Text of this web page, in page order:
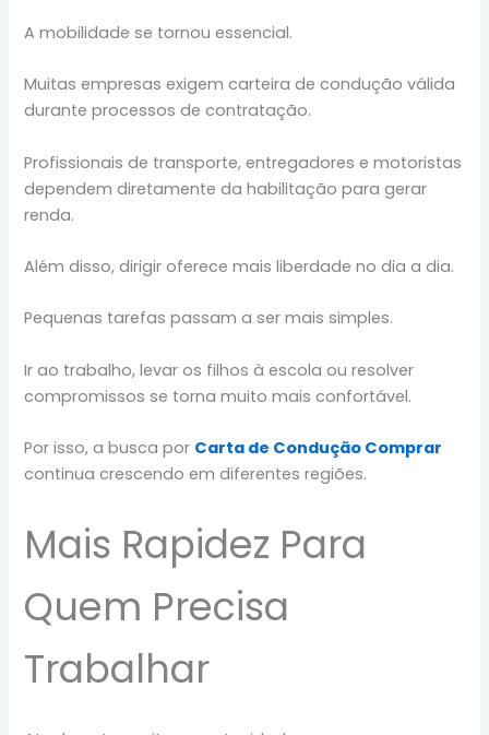
A mobilidade se tornou essencial.
Muitas empresas exigem carteira de condução válida
durante processos de contratação.
Profissionais de transporte, entregadores e motoristas
dependem diretamente da habilitação para gerar
renda.
Além disso, dirigir oferece mais liberdade no dia a dia.
Pequenas tarefas passam a ser mais simples.
Ir ao trabalho, levar os filhos à escola ou resolver
compromissos se torna muito mais confortável.
Por isso, a busca por Carta de Condução Comprar
continua crescendo em diferentes regiões.
Mais Rapidez Para
Quem Precisa
Trabalhar